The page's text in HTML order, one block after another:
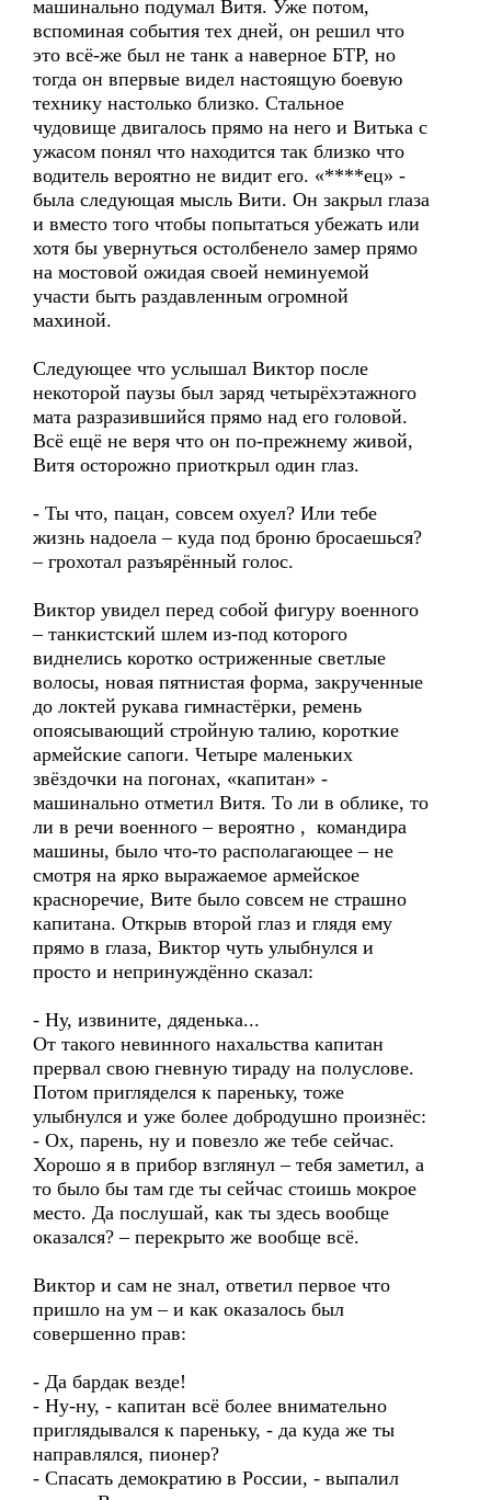
машинально подумал Витя. Уже потом,
вспоминая события тех дней, он решил что
это всё-же был не танк а наверное БТР, но
тогда он впервые видел настоящую боевую
технику настолько близко. Стальное
чудовище двигалось прямо на него и Витька с
ужасом понял что находится так близко что
водитель вероятно не видит его. «****ец» -
была следующая мысль Вити. Он закрыл глаза
и вместо того чтобы попытаться убежать или
хотя бы увернуться остолбенело замер прямо
на мостовой ожидая своей неминуемой
участи быть раздавленным огромной
махиной.
Следующее что услышал Виктор после
некоторой паузы был заряд четырёхэтажного
мата разразившийся прямо над его головой.
Всё ещё не веря что он по-прежнему живой,
Витя осторожно приоткрыл один глаз.
- Ты что, пацан, совсем охуел? Или тебе
жизнь надоела – куда под броню бросаешься?
– грохотал разъярённый голос.
Виктор увидел перед собой фигуру военного
– танкистский шлем из-под которого
виднелись коротко остриженные светлые
волосы, новая пятнистая форма, закрученные
до локтей рукава гимнастёрки, ремень
опоясывающий стройную талию, короткие
армейские сапоги. Четыре маленьких
звёздочки на погонах, «капитан» -
машинально отметил Витя. То ли в облике, то
ли в речи военного – вероятно , командира
машины, было что-то располагающее – не
смотря на ярко выражаемое армейское
красноречие, Вите было совсем не страшно
капитана. Открыв второй глаз и глядя ему
прямо в глаза, Виктор чуть улыбнулся и
просто и непринуждённо сказал:
- Ну, извините, дяденька...
От такого невинного нахальства капитан
прервал свою гневную тираду на полуслове.
Потом пригляделся к пареньку, тоже
улыбнулся и уже более добродушно произнёс:
- Ох, парень, ну и повезло же тебе сейчас.
Хорошо я в прибор взглянул – тебя заметил, а
то было бы там где ты сейчас стоишь мокрое
место. Да послушай, как ты здесь вообще
оказался? – перекрыто же вообще всё.
Виктор и сам не знал, ответил первое что
пришло на ум – и как оказалось был
совершенно прав:
- Да бардак везде!
- Ну-ну, - капитан всё более внимательно
приглядывался к пареньку, - да куда же ты
направлялся, пионер?
- Спасать демократию в России, - выпалил